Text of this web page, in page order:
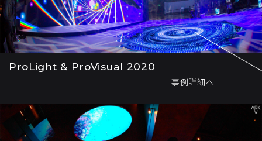
ProLight & ProVisual 2020
事例詳細へ